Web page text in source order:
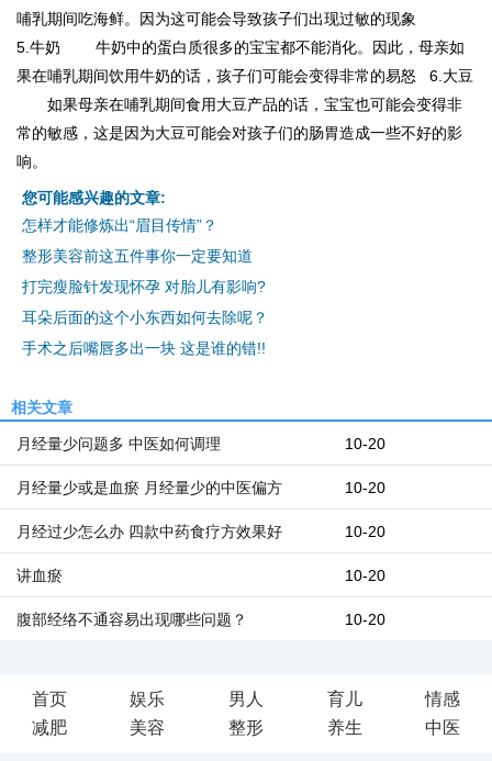
哺乳期间吃海鲜。因为这可能会导致孩子们出现过敏的现象
5.牛奶 牛奶中的蛋白质很多的宝宝都不能消化。因此，母亲如
果在哺乳期间饮用牛奶的话，孩子们可能会变得非常的易怒 6.大豆
如果母亲在哺乳期间食用大豆产品的话，宝宝也可能会变得非
常的敏感，这是因为大豆可能会对孩子们的肠胃造成一些不好的影
响。
您可能感兴趣的文章:
怎样才能修炼出“眉目传情”？
整形美容前这五件事你一定要知道
打完瘦脸针发现怀孕 对胎儿有影响?
耳朵后面的这个小东西如何去除呢？
手术之后嘴唇多出一块 这是谁的错!!
相关文章
10-20
月经量少问题多 中医如何调理
10-20
月经量少或是血瘀 月经量少的中医偏方
10-20
月经过少怎么办 四款中药食疗方效果好
10-20
讲血瘀
10-20
腹部经络不通容易出现哪些问题？
首页 娱乐 男人 育儿
情感
减肥
美容 整形 养生 中医